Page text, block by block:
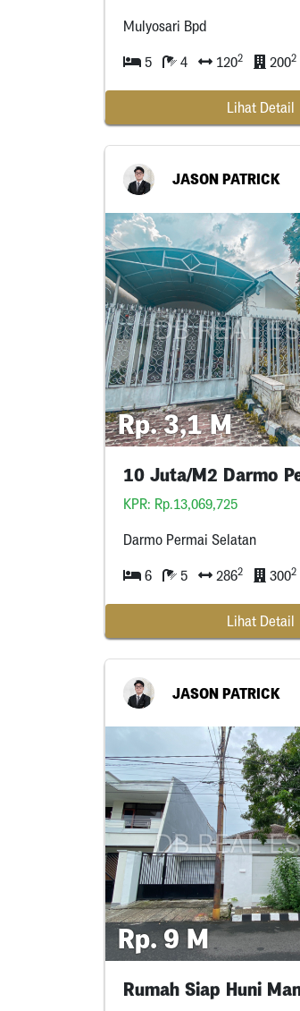
Mulyosari Bpd
5 4 1202 2002
Lihat Detail
JASON PATRICK
Rp. 3,1 M
KPR: Rp.13,069,725
Darmo Permai Selatan
6 5 2862 3002
Lihat Detail
JASON PATRICK
Rp. 9 M